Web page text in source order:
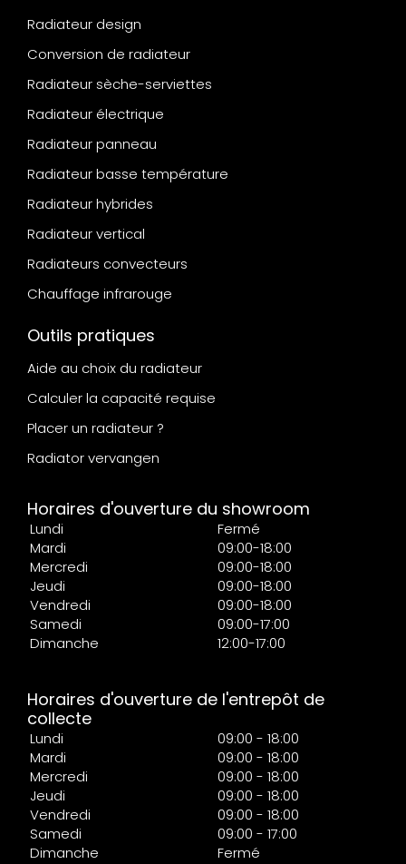
Radiateur design
Conversion de radiateur
Radiateur sèche-serviettes
Radiateur électrique
Radiateur panneau
Radiateur basse température
Radiateur hybrides
Radiateur vertical
Radiateurs convecteurs
Chauffage infrarouge
Outils pratiques
Aide au choix du radiateur
Calculer la capacité requise
Placer un radiateur ?
Radiator vervangen
Horaires d'ouverture du showroom
Lundi
Fermé
Mardi
09:00-18:00
Mercredi
09:00-18:00
Jeudi
09:00-18:00
Vendredi
09:00-18:00
Samedi
09:00-17:00
Dimanche
12:00-17:00
Horaires d'ouverture de l'entrepôt de
collecte
Lundi
09:00 - 18:00
Mardi
09:00 - 18:00
Mercredi
09:00 - 18:00
Jeudi
09:00 - 18:00
Vendredi
09:00 - 18:00
Samedi
09:00 - 17:00
Dimanche
Fermé